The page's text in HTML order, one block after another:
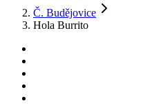
Č. Budějovice
Hola Burrito